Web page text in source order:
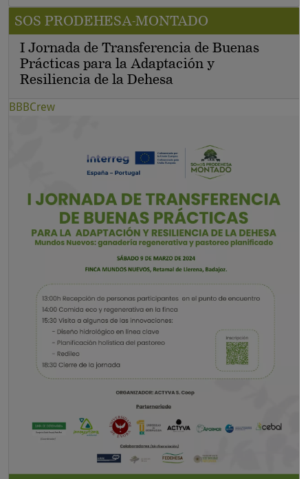
SOS PRODEHESA-MONTADO
I Jornada de Transferencia de Buenas
Prácticas para la Adaptación y
Resiliencia de la Dehesa
BBBCrew